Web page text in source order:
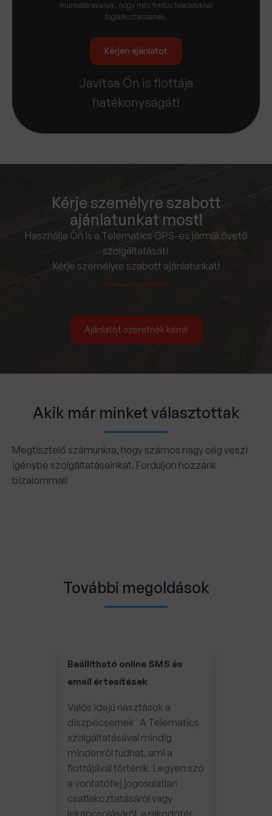
munkatársaianak, hogy más fontos feladatokkal
foglalkozhassanak.
Kérjen ajánlatot
Javítsa Ön is flottája
hatékonyságát!
Kérje személyre szabott
ajánlatunkat most!
Használja Ön is a Telematics GPS-es járműkövető
szolgáltatását!
Kérje személyre szabott ajánlatunkat!
Ajánlatot szeretnék kérni!
Akik már minket választottak
Megtisztelő számunkra, hogy számos nagy cég veszi
igénybe szolgáltatásainkat. Forduljon hozzánk
bizalommal!
További megoldások
Beállítható online SMS és
email értesítések
Valós idejű riasztások a
diszpécsernek A Telematics
szolgáltatásával mindig
mindenről tudhat, ami a
flottájával történik. Legyen szó
a vontatófej jogosulatlan
csatlakoztatásáról vagy
lekapcsolásáról, a rakodótér